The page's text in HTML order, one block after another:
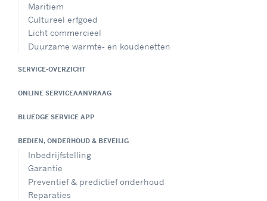
Maritiem
Cultureel erfgoed
Licht commercieel
Duurzame warmte- en koudenetten
SERVICE-OVERZICHT
ONLINE SERVICEAANVRAAG
BLUEDGE SERVICE APP
BEDIEN, ONDERHOUD & BEVEILIG
Inbedrijfstelling
Garantie
Preventief & predictief onderhoud
Reparaties